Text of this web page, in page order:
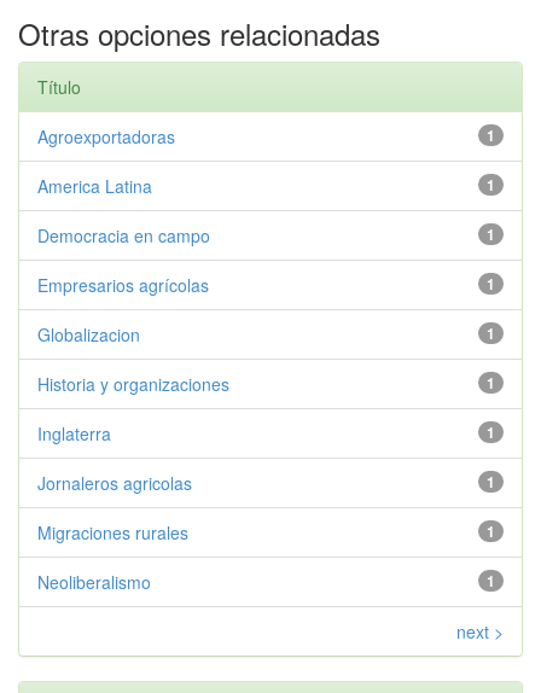
Otras opciones relacionadas
Título
1
Agroexportadoras
1
America Latina
1
Democracia en campo
1
Empresarios agrícolas
1
Globalizacion
1
Historia y organizaciones
1
Inglaterra
1
Jornaleros agricolas
1
Migraciones rurales
1
Neoliberalismo
next >